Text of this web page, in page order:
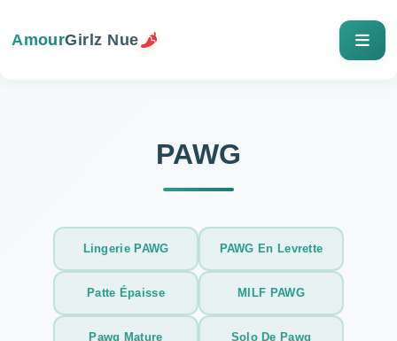
AmourGirlz Nue
PAWG
Lingerie PAWG PAWG En Levrette
Patte Épaisse MILF PAWG
Pawg Mature Solo De Pawg